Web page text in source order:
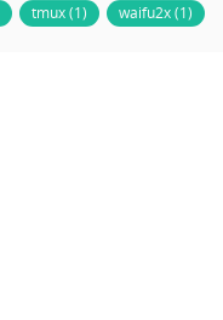
tmux (1) waifu2x (1)